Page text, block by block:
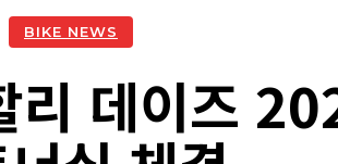
BIKE NEWS
리 데이즈